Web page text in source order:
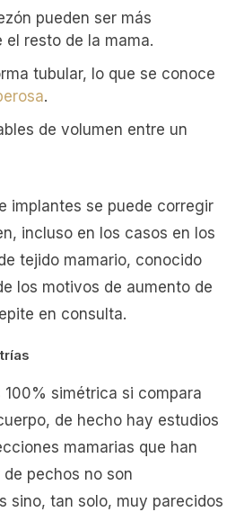
pueden ser más
el resto de la mama.
tubular, lo que se conoce
.
de volumen entre un
implantes se puede corregir
incluso en los casos en los
tejido mamario, conocido
los motivos de aumento de
en consulta.
100% simétrica si compara
de hecho hay estudios
mamarias que han
pechos no son
sino, tan solo, muy parecidos